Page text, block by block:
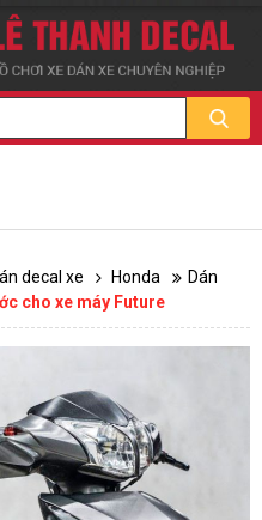
decal xe Honda
Dán
cho xe máy Future